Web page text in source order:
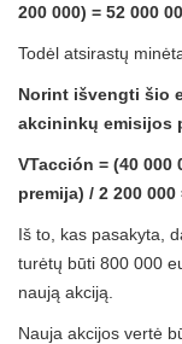
200 000) = 52 000
Todėl atsirastų
Norint išvengti šio
akcininkų emisijos
VTacción = (40 000
premija) / 2 200 000
Iš to, kas pasakyta,
turėtų būti 800 000
naują akciją.
Nauja akcijos vertė